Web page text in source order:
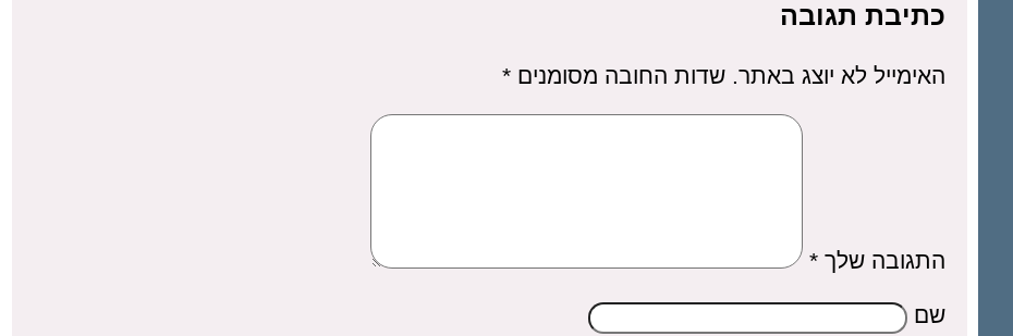
כתיבת תגובה
האימייל לא יוצג באתר. שדות החובה מסומנים *
התגובה שלך *
שם